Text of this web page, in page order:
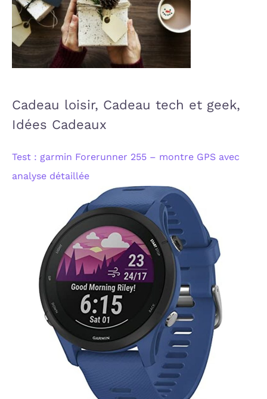
h
e
Cadeau loisir, Cadeau tech et geek,
Idées Cadeaux
Test : garmin Forerunner 255 – montre GPS avec
analyse détaillée